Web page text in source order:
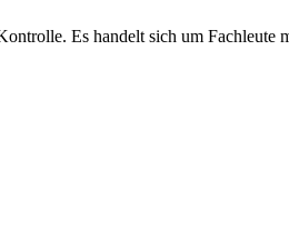
Es handelt sich um